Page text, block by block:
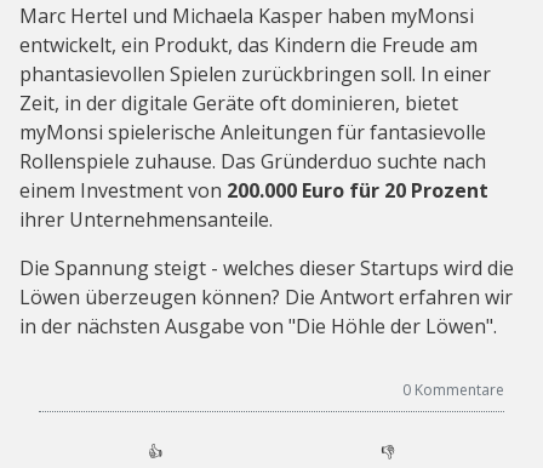
Marc Hertel und Michaela Kasper haben myMonsi
entwickelt, ein Produkt, das Kindern die Freude am
phantasievollen Spielen zurückbringen soll. In einer
Zeit, in der digitale Geräte oft dominieren, bietet
myMonsi spielerische Anleitungen für fantasievolle
Rollenspiele zuhause. Das Gründerduo suchte nach
einem Investment von 200.000 Euro für 20 Prozent
ihrer Unternehmensanteile.
Die Spannung steigt - welches dieser Startups wird die
Löwen überzeugen können? Die Antwort erfahren wir
in der nächsten Ausgabe von "Die Höhle der Löwen".
0 Kommentare
👍 👎